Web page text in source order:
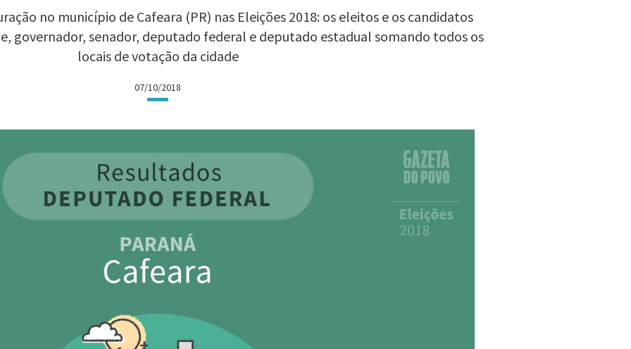
no município de Cafeara (PR) nas Eleições 2018: os eleitos e os candidatos
governador, senador, deputado federal e deputado estadual somando todos os
locais de votação da cidade
07/10/2018